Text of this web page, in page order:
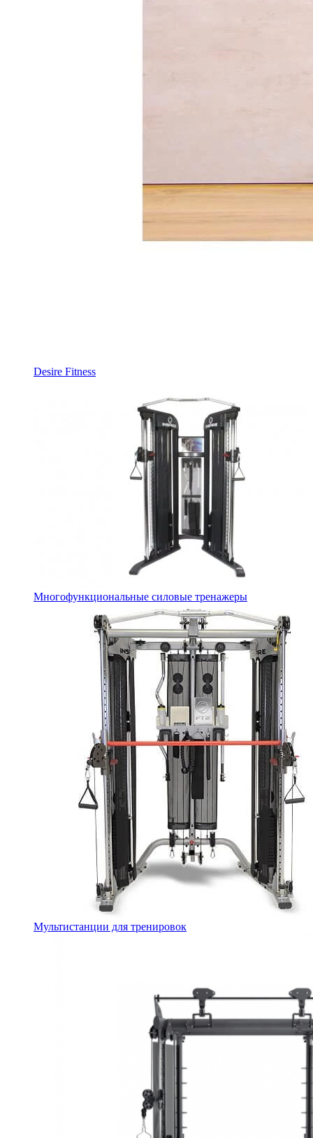
Desire Fitness
Многофункциональные силовые тренажеры
Мультистанции для тренировок